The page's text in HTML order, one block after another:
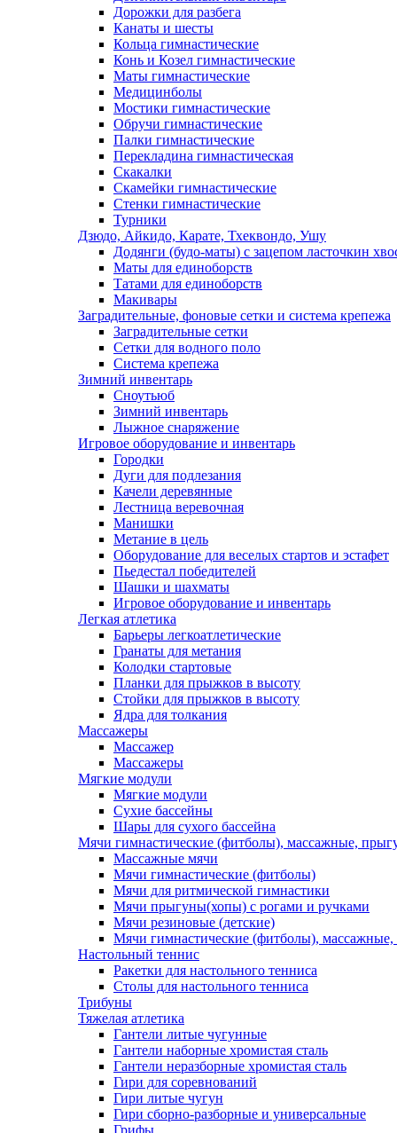
Дорожки для разбега
Канаты и шесты
Кольца гимнастические
Конь и Козел гимнастические
Маты гимнастические
Медицинболы
Мостики гимнастические
Обручи гимнастические
Палки гимнастические
Перекладина гимнастическая
Скакалки
Скамейки гимнастические
Стенки гимнастические
Турники
Дзюдо, Айкидо, Карате, Тхеквондо, Ушу
Додянги (будо-маты) с зацепом ласточкин
Маты для единоборств
Татами для единоборств
Макивары
Заградительные, фоновые сетки и система крепежа
Заградительные сетки
Сетки для водного поло
Система крепежа
Зимний инвентарь
Сноутьюб
Зимний инвентарь
Лыжное снаряжение
Игровое оборудование и инвентарь
Городки
Дуги для подлезания
Качели деревянные
Лестница веревочная
Манишки
Метание в цель
Оборудование для веселых стартов и эстафет
Пьедестал победителей
Шашки и шахматы
Игровое оборудование и инвентарь
Легкая атлетика
Барьеры легкоатлетические
Гранаты для метания
Колодки стартовые
Планки для прыжков в высоту
Стойки для прыжков в высоту
Ядра для толкания
Массажеры
Массажер
Массажеры
Мягкие модули
Мягкие модули
Сухие бассейны
Шары для сухого бассейна
Мячи гимнастические (фитболы), массажные,
Массажные мячи
Мячи гимнастические (фитболы)
Мячи для ритмической гимнастики
Мячи прыгуны(хопы) с рогами и ручками
Мячи резиновые (детские)
Мячи гимнастические (фитболы),
Настольный теннис
Ракетки для настольного тенниса
Столы для настольного тенниса
Трибуны
Тяжелая атлетика
Гантели литые чугунные
Гантели наборные хромистая сталь
Гантели неразборные хромистая сталь
Гири для соревнований
Гири литые чугун
Гири сборно-разборные и универсальные
Грифы